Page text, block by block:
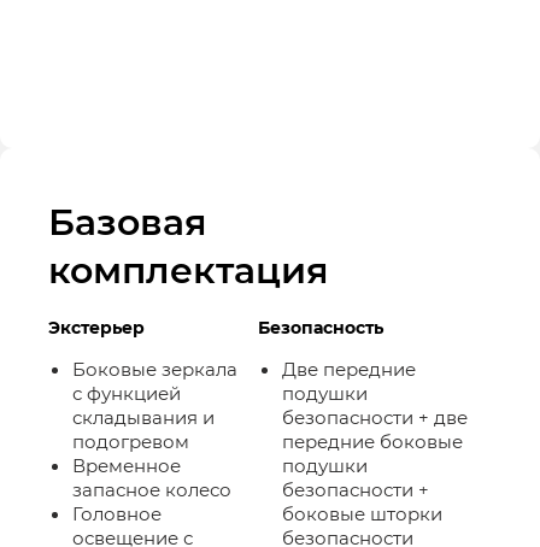
Базовая
комплектация
Экстерьер
Боковые зеркала
с функцией
складывания и
подогревом
Временное
запасное колесо
Головное
освещение с
Безопасность
Две передние
подушки
безопасности + две
передние боковые
подушки
безопасности +
боковые шторки
безопасности